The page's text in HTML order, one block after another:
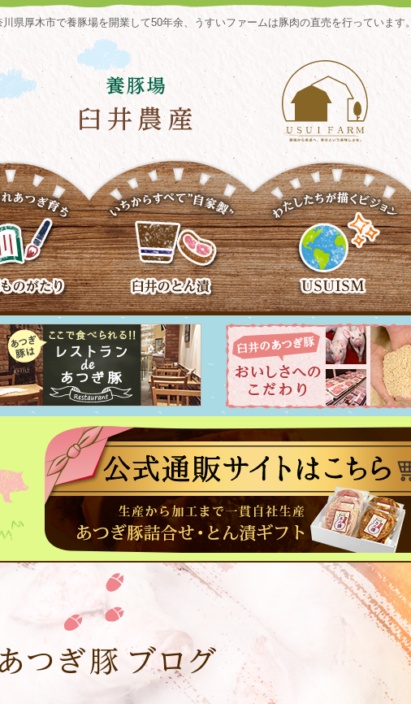
県厚木市で養豚場を開業して50年余、うすいファームは豚肉の直売を行っています。